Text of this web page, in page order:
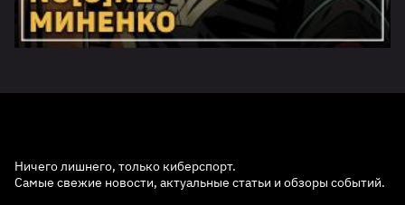
Ничего лишнего, только киберспорт.
Самые свежие новости, актуальные статьи и обзоры событий.